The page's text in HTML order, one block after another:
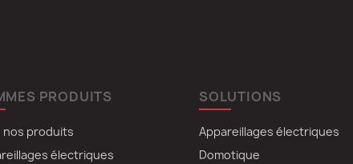
PRODUITS
nos produits
électriques
SOLUTIONS
Appareillages électriques
Domotique